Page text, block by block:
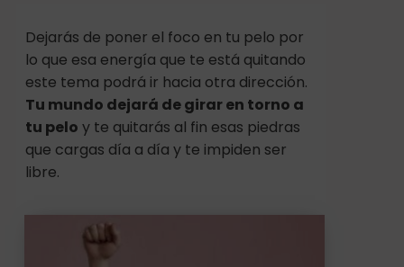
Dejarás de poner el foco en tu pelo por
lo que esa energía que te está quitando
este tema podrá ir hacia otra dirección.
Tu mundo dejará de girar en torno a
tu pelo y te quitarás al fin esas piedras
que cargas día a día y te impiden ser
libre.